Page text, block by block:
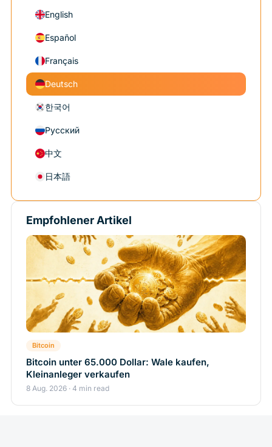
English
Español
Français
Deutsch
한국어
Русский
中文
日本語
Empfohlener Artikel
Bitcoin
Bitcoin unter 65.000 Dollar: Wale kaufen,
Kleinanleger verkaufen
8 Aug. 2026 · 4 min read